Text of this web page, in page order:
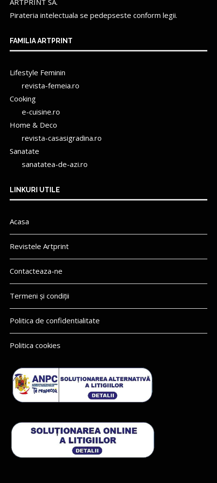
Pirateria intelectuala se pedepseste conform legii.
FAMILIA ARTPRINT
Lifestyle Feminin
revista-femeia.ro
Cooking
e-cuisine.ro
Home & Deco
revista-casasigradina.ro
Sanatate
sanatatea-de-azi.ro
LINKURI UTILE
Acasa
Revistele Artprint
Contacteaza-ne
Termeni și condiții
Politica de confidentialitate
Politica cookies